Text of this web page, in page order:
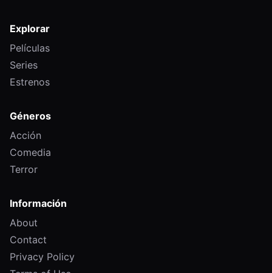
Explorar
Películas
Series
Estrenos
Géneros
Acción
Comedia
Terror
Información
About
Contact
Privacy Policy